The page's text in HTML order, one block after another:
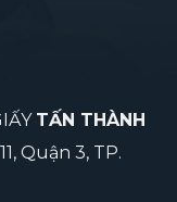
TẤN THÀNH
Quận 3, TP.